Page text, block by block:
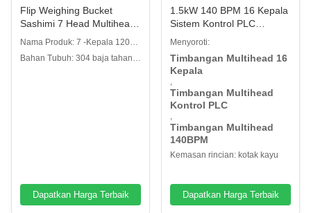
Flip Weighing Bucket
Sashimi 7 Head Multihead
Weigher Untuk Industri
Nama Produk: 7 -Kepala 120
Tipe Flip Weigher
Bahan Tubuh: 304 baja tahan
Dapatkan Harga Terbaik
1.5kW 140 BPM 16 Kepala
Sistem Kontrol PLC
Weigher Multihead
Menyoroti:
Timbangan Multihead 16
Kepala
,
Timbangan Multihead
Kontrol PLC
,
Timbangan Multihead
140BPM
Kemasan rincian: kotak kayu
Dapatkan Harga Terbaik